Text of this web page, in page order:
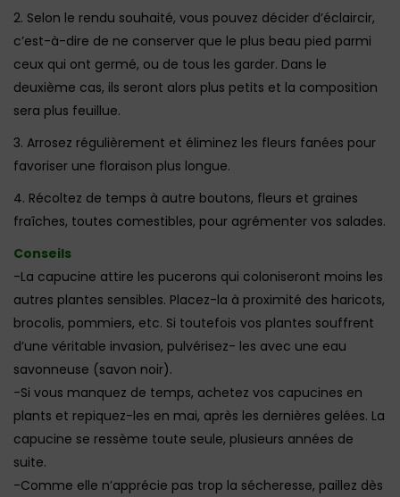
2. Selon le rendu souhaité, vous pouvez décider d’éclaircir,
c’est-à-dire de ne conserver que le plus beau pied parmi
ceux qui ont germé, ou de tous les garder. Dans le
deuxième cas, ils seront alors plus petits et la composition
sera plus feuillue.
3. Arrosez régulièrement et éliminez les fleurs fanées pour
favoriser une floraison plus longue.
4. Récoltez de temps à autre boutons, fleurs et graines
fraîches, toutes comestibles, pour agrémenter vos salades.
Conseils
-La capucine attire les pucerons qui coloniseront moins les
autres plantes sensibles. Placez-la à proximité des haricots,
brocolis, pommiers, etc. Si toutefois vos plantes souffrent
d’une véritable invasion, pulvérisez- les avec une eau
savonneuse (savon noir).
-Si vous manquez de temps, achetez vos capucines en
plants et repiquez-les en mai, après les dernières gelées. La
capucine se ressème toute seule, plusieurs années de
suite.
-Comme elle n’apprécie pas trop la sécheresse, paillez dès